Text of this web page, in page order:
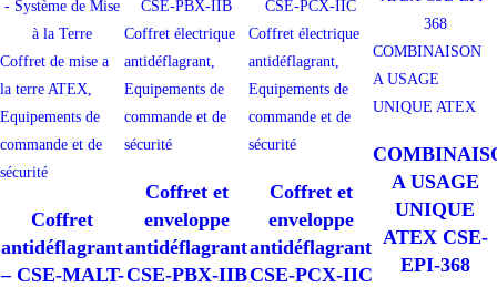
Coffret de mise a
la terre ATEX,
Equipements de
commande et de
sécurité
Coffret
antidéflagrant
– CSE-MALT-
Coffret électrique
antidéflagrant,
Equipements de
commande et de
sécurité
Coffret et
enveloppe
antidéflagrant
CSE-PBX-IIB
Coffret électrique
antidéflagrant,
Equipements de
commande et de
sécurité
Coffret et
enveloppe
antidéflagrant
CSE-PCX-IIC
COMBINAISON
A USAGE
UNIQUE ATEX
A USAGE
UNIQUE
ATEX CSE-
EPI-368